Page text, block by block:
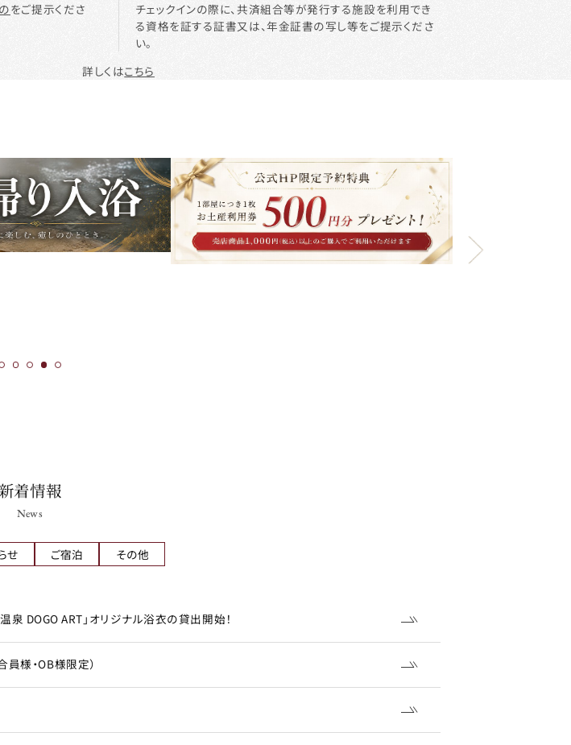
をご提示くださ
チェックインの際に、共済組合等が発行する施設を利用でき
る資格を証する証書又は、年金証書の写し等をご提示くださ
い。
詳しくはこちら
新着情報
News
せ ご宿泊 その他
DOGO ART」オリジナル浴衣の貸出開始！
員様・OB様限定）